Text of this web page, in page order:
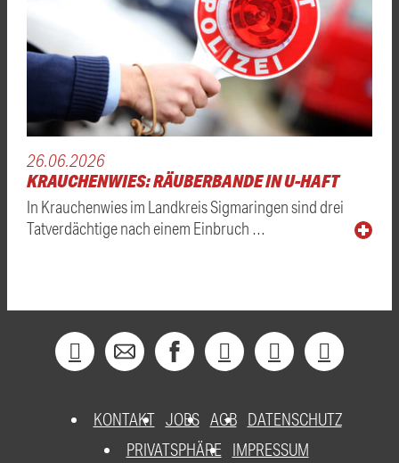
26.06.2026
KRAUCHENWIES: RÄUBERBANDE IN U-HAFT
In Krauchenwies im Landkreis Sigmaringen sind drei
Tatverdächtige nach einem Einbruch …
KONTAKT JOBS AGB DATENSCHUTZ
PRIVATSPHÄRE
IMPRESSUM